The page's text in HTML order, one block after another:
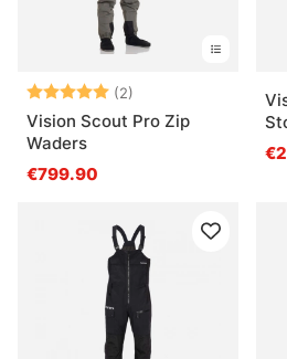
Arvio: (2)
5.0 5:sta tähdestä
Vision Scout Pro Zip
Waders
€799.90